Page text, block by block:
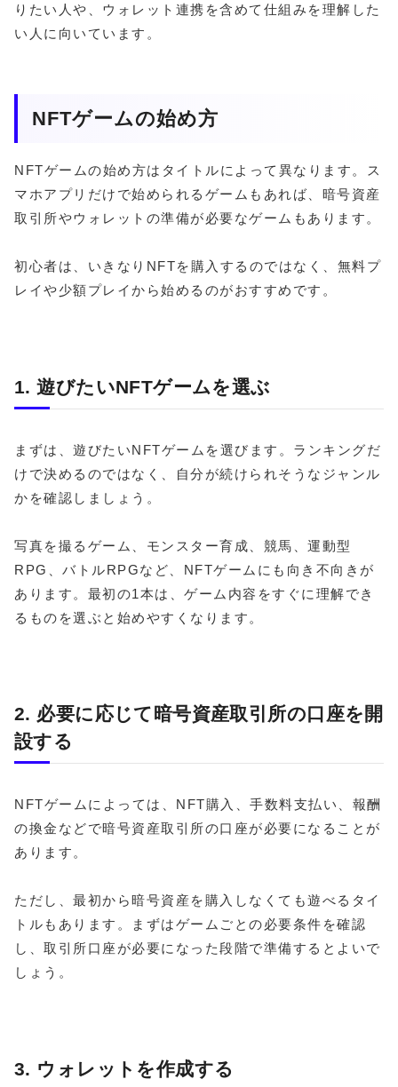
りたい人や、ウォレット連携を含めて仕組みを理解した
い人に向いています。
NFTゲームの始め方
NFTゲームの始め方はタイトルによって異なります。ス
マホアプリだけで始められるゲームもあれば、暗号資産
取引所やウォレットの準備が必要なゲームもあります。
初心者は、いきなりNFTを購入するのではなく、無料プ
レイや少額プレイから始めるのがおすすめです。
1. 遊びたいNFTゲームを選ぶ
まずは、遊びたいNFTゲームを選びます。ランキングだ
けで決めるのではなく、自分が続けられそうなジャンル
かを確認しましょう。
写真を撮るゲーム、モンスター育成、競馬、運動型
RPG、バトルRPGなど、NFTゲームにも向き不向きが
あります。最初の1本は、ゲーム内容をすぐに理解でき
るものを選ぶと始めやすくなります。
2. 必要に応じて暗号資産取引所の口座を開
設する
NFTゲームによっては、NFT購入、手数料支払い、報酬
の換金などで暗号資産取引所の口座が必要になることが
あります。
ただし、最初から暗号資産を購入しなくても遊べるタイ
トルもあります。まずはゲームごとの必要条件を確認
し、取引所口座が必要になった段階で準備するとよいで
しょう。
3. ウォレットを作成する